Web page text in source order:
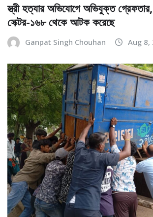
স্ত্রী হত্যার অভিযোগে অভিযুক্ত
সেক্টর-১৬৮ থেকে আটক করেছে
Ganpat Singh Chouhan Aug 8,